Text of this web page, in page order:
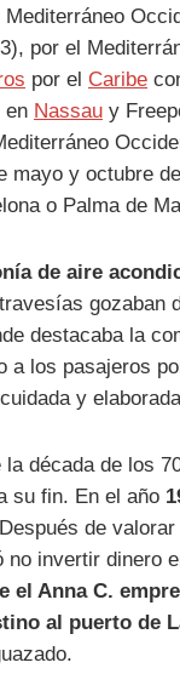
por el
por el Caribe
en Nassau y
mayo y octubre
o Palma de
de aire
gozaban
destacaba la
a los pasajeros
y
la década de los
su fin. En el año
de
no invertir dinero
el Anna C.
al puerto de